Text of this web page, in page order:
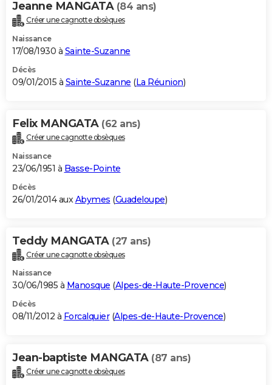
Jeanne MANGATA (84 ans)
Créer une cagnotte obsèques
Naissance
17/08/1930 à Sainte-Suzanne
Décès
09/01/2015 à Sainte-Suzanne (La Réunion)
Felix MANGATA (62 ans)
Créer une cagnotte obsèques
Naissance
23/06/1951 à Basse-Pointe
Décès
26/01/2014 aux Abymes (Guadeloupe)
Teddy MANGATA (27 ans)
Créer une cagnotte obsèques
Naissance
30/06/1985 à Manosque (Alpes-de-Haute-Provence)
Décès
08/11/2012 à Forcalquier(Alpes-de-Haute-Provence)
Jean-baptiste MANGATA (87 ans)
Créer une cagnotte obsèques